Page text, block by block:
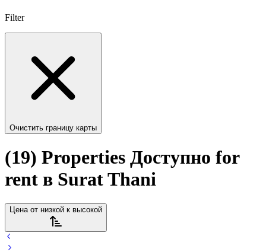
Filter
Очистить границу карты
(19) Properties Доступно for
rent в Surat Thani
Цена от низкой к высокой